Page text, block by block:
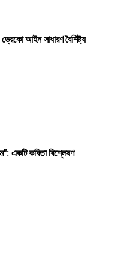
আইন সাধারণ বৈশিষ্ট্য
একটি কবিতা বিশ্লেষণ